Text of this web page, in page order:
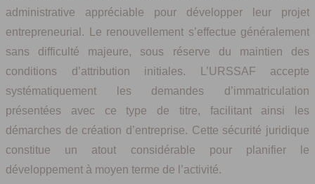
administrative appréciable pour développer leur projet
entrepreneurial. Le renouvellement s’effectue généralement
sans difficulté majeure, sous réserve du maintien des
conditions d’attribution initiales. L’URSSAF accepte
systématiquement les demandes d’immatriculation
présentées avec ce type de titre, facilitant ainsi les
démarches de création d’entreprise. Cette sécurité juridique
constitue un atout considérable pour planifier le
développement à moyen terme de l’activité.